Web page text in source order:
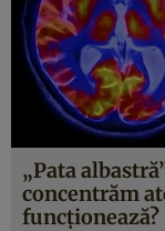
„Pata
concentrăm
funcționează?